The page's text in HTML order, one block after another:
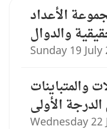
الأعداد
والدوال
Sunday 19 July
والمتباينات
الأولى
Wednesday 22